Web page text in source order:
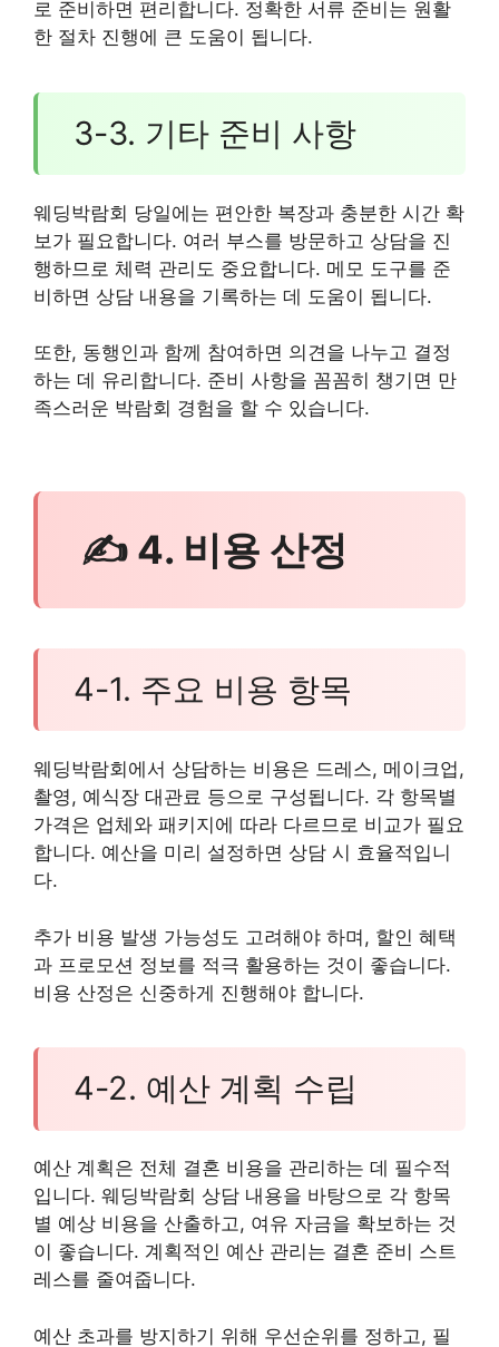
로 준비하면 편리합니다. 정확한 서류 준비는 원활
한 절차 진행에 큰 도움이 됩니다.
3-3. 기타 준비 사항
웨딩박람회 당일에는 편안한 복장과 충분한 시간 확
보가 필요합니다. 여러 부스를 방문하고 상담을 진
행하므로 체력 관리도 중요합니다. 메모 도구를 준
비하면 상담 내용을 기록하는 데 도움이 됩니다.
또한, 동행인과 함께 참여하면 의견을 나누고 결정
하는 데 유리합니다. 준비 사항을 꼼꼼히 챙기면 만
족스러운 박람회 경험을 할 수 있습니다.
✍ 4. 비용 산정
4-1. 주요 비용 항목
웨딩박람회에서 상담하는 비용은 드레스, 메이크업,
촬영, 예식장 대관료 등으로 구성됩니다. 각 항목별
가격은 업체와 패키지에 따라 다르므로 비교가 필요
합니다. 예산을 미리 설정하면 상담 시 효율적입니
다.
추가 비용 발생 가능성도 고려해야 하며, 할인 혜택
과 프로모션 정보를 적극 활용하는 것이 좋습니다.
비용 산정은 신중하게 진행해야 합니다.
4-2. 예산 계획 수립
예산 계획은 전체 결혼 비용을 관리하는 데 필수적
입니다. 웨딩박람회 상담 내용을 바탕으로 각 항목
별 예상 비용을 산출하고, 여유 자금을 확보하는 것
이 좋습니다. 계획적인 예산 관리는 결혼 준비 스트
레스를 줄여줍니다.
예산 초과를 방지하기 위해 우선순위를 정하고, 필